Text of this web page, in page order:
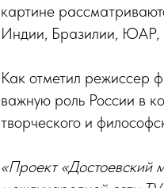
картине
Индии, Бразилии, ЮАР,
Как отметил режиссер
важную роль России в
творческого и
«Проект «Достоевский